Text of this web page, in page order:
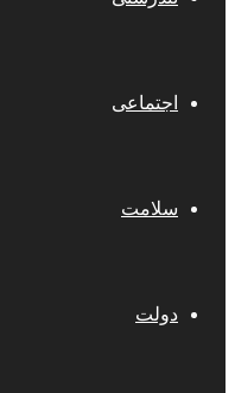
اجتماعی
سلامت
دولت